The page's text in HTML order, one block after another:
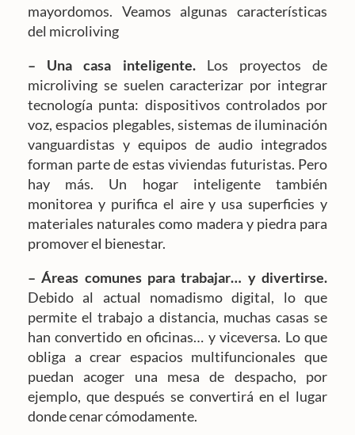
mayordomos. Veamos algunas características
del microliving
– Una casa inteligente.Los proyectos de
microliving se suelen caracterizar por integrar
tecnología punta: dispositivos controlados por
voz, espacios plegables, sistemas de iluminación
vanguardistas y equipos de audio integrados
forman parte de estas viviendas futuristas. Pero
hay más. Un hogar inteligente también
monitorea y purifica el aire y usa superficies y
materiales naturales como madera y piedra para
promover el bienestar.
– Áreas comunes para trabajar… y divertirse.
Debido al actual nomadismo digital, lo que
permite el trabajo a distancia, muchas casas se
han convertido en oficinas… y viceversa. Lo que
obliga a crear espacios multifuncionales que
puedan acoger una mesa de despacho, por
ejemplo, que después se convertirá en el lugar
donde cenar cómodamente.